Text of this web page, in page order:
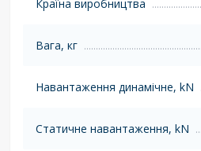
Країна виробництва
Вага, кг
Навантаження динамічне, kN
Статичне навантаження, kN